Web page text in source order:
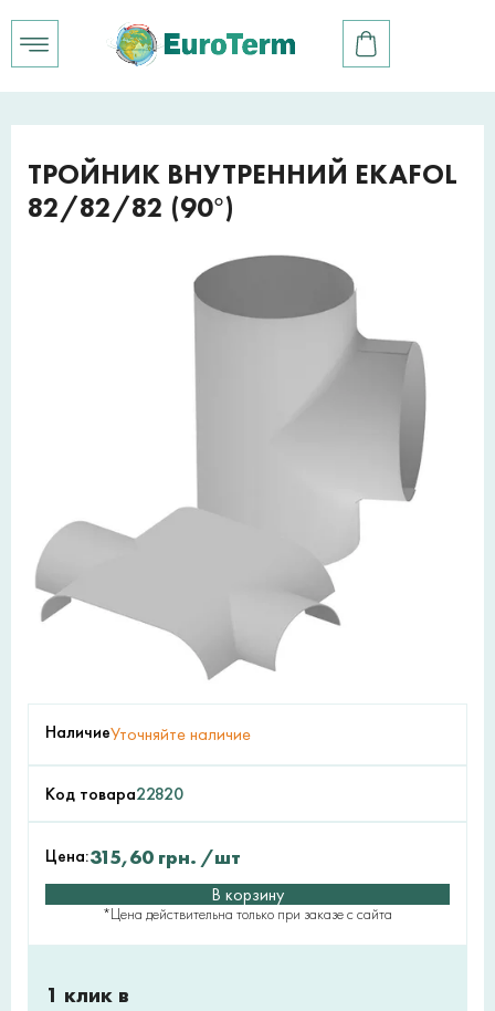
ТРОЙНИК ВНУТРЕННИЙ EKAFOL
82/82/82 (90°)
НаличиеУточняйте наличие
Код товара22820
Цена:315,60 грн. /шт
В корзину
*Цена действительна только при заказе с сайта
1 клик в